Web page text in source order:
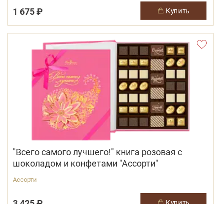
1 675 ₽ купить
"Всего самого лучшего!" книга розовая с
шоколадом и конфетами "Ассорти"
Ассорти